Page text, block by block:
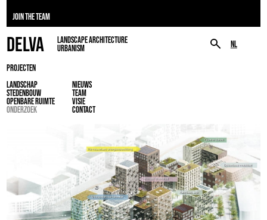
JOIN THE TEAM
NL
DELVA
LANDSCAPE ARCHITECTURE
URBANISM
PROJECTEN
LANDSCHAP
STEDENBOUW
OPENBARE RUIMTE
ONDERZOEK
NIEUWS
TEAM
VISIE
CONTACT